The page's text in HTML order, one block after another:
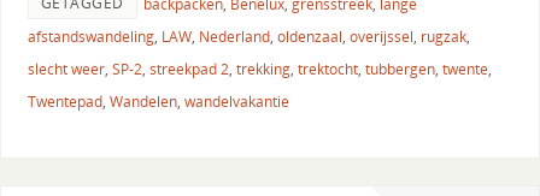
afstandswandeling, LAW, Nederland, oldenzaal, overijssel, rugzak,
slecht weer, SP-2, streekpad 2, trekking, trektocht, tubbergen, twente,
Twentepad, Wandelen, wandelvakantie